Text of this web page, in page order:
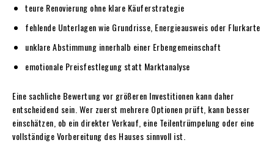
teure Renovierung ohne klare Käuferstrategie
fehlende Unterlagen wie Grundrisse, Energieausweis oder Flurkarte
unklare Abstimmung innerhalb einer Erbengemeinschaft
emotionale Preisfestlegung statt Marktanalyse
Eine sachliche Bewertung vor größeren Investitionen kann daher
entscheidend sein. Wer zuerst mehrere Optionen prüft, kann besser
einschätzen, ob ein direkter Verkauf, eine Teilentrümpelung oder eine
vollständige Vorbereitung des Hauses sinnvoll ist.